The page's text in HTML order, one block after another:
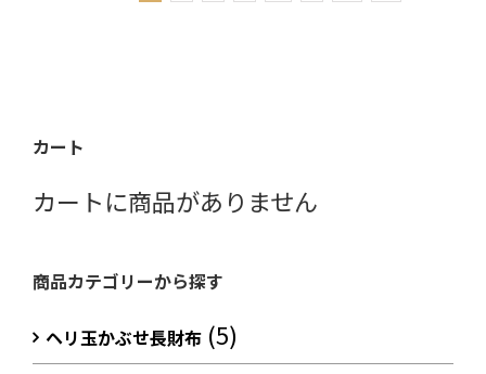
カート
カートに商品がありません
商品カテゴリーから探す
ヘリ玉かぶせ長財布 (5)